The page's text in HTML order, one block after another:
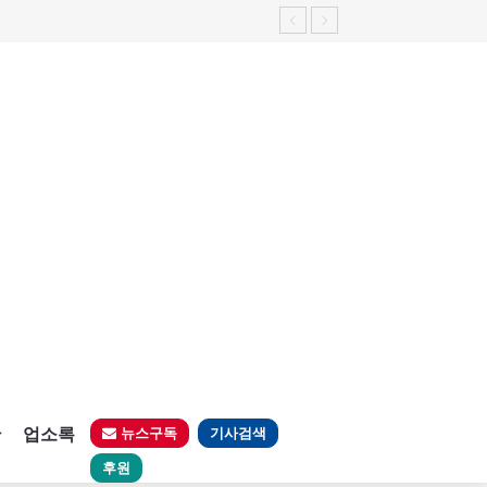
업소록 뉴스구독 기사검색
후원